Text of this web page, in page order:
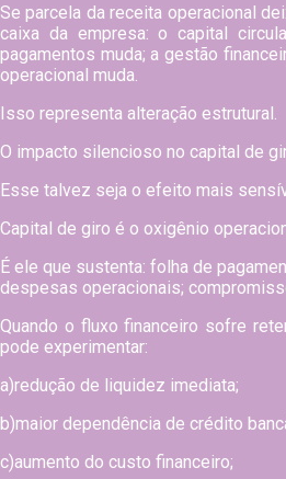
Se parcela da receita operacional
caixa da empresa: o capital
pagamentos muda; a gestão
operacional muda.
Isso representa alteração estrutural.
O impacto silencioso no capital de
Esse talvez seja o efeito mais
Capital de giro é o oxigênio
É ele que sustenta: folha de
despesas operacionais;
Quando o fluxo financeiro sofre
pode experimentar:
a)redução de liquidez imediata;
b)maior dependência de crédito
c)aumento do custo financeiro;